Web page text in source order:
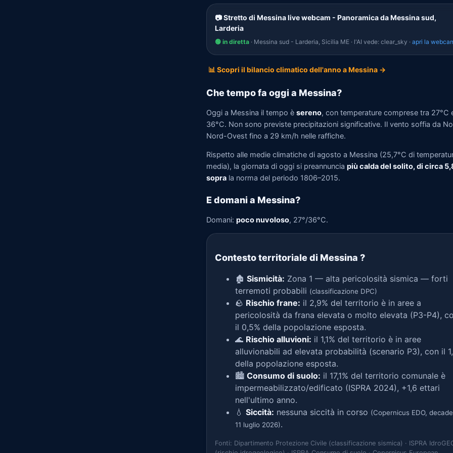
📷 Stretto di Messina live webcam - Panoramica da Messina sud,
Larderia
🟢 in diretta · Messina sud - Larderia, Sicilia ME · l'AI vede: clear_sky · apri la
📊 Scopri il bilancio climatico dell'anno a Messina →
Che tempo fa oggi a Messina?
Oggi a Messina il tempo è sereno, con temperature comprese tra 27°C
36°C. Non sono previste precipitazioni significative. Il vento soffia da
Nord-Ovest fino a 29 km/h nelle raffiche.
Rispetto alle medie climatiche di agosto a Messina (25,7°C di
media), la giornata di oggi si preannuncia più calda del solito, di circa
sopra la norma del periodo 1806–2015.
E domani a Messina?
Domani: poco nuvoloso, 27°/36°C.
Contesto territoriale di Messina ?
🏚️ Sismicità: Zona 1 — alta pericolosità sismica — forti
terremoti probabili (classificazione DPC)
🪨 Rischio frane: il 2,9% del territorio è in aree a
pericolosità da frana elevata o molto elevata (P3-P4),
il 0,5% della popolazione esposta.
🌊 Rischio alluvioni: il 1,1% del territorio è in aree
alluvionabili ad elevata probabilità (scenario P3), con il
della popolazione esposta.
🏙️ Consumo di suolo: il 17,1% del territorio comunale è
impermeabilizzato/edificato (ISPRA 2024), +1,6 ettari
nell'ultimo anno.
💧 Siccità: nessuna siccità in corso (Copernicus EDO,
11 luglio 2026).
Fonti: Dipartimento Protezione Civile (classificazione sismica) · ISPRA